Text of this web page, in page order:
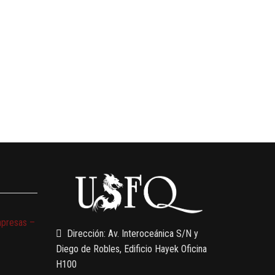
–
Dirección: Av. Interoceánica S/N y
Diego de Robles, Edificio Hayek Oficina
H100